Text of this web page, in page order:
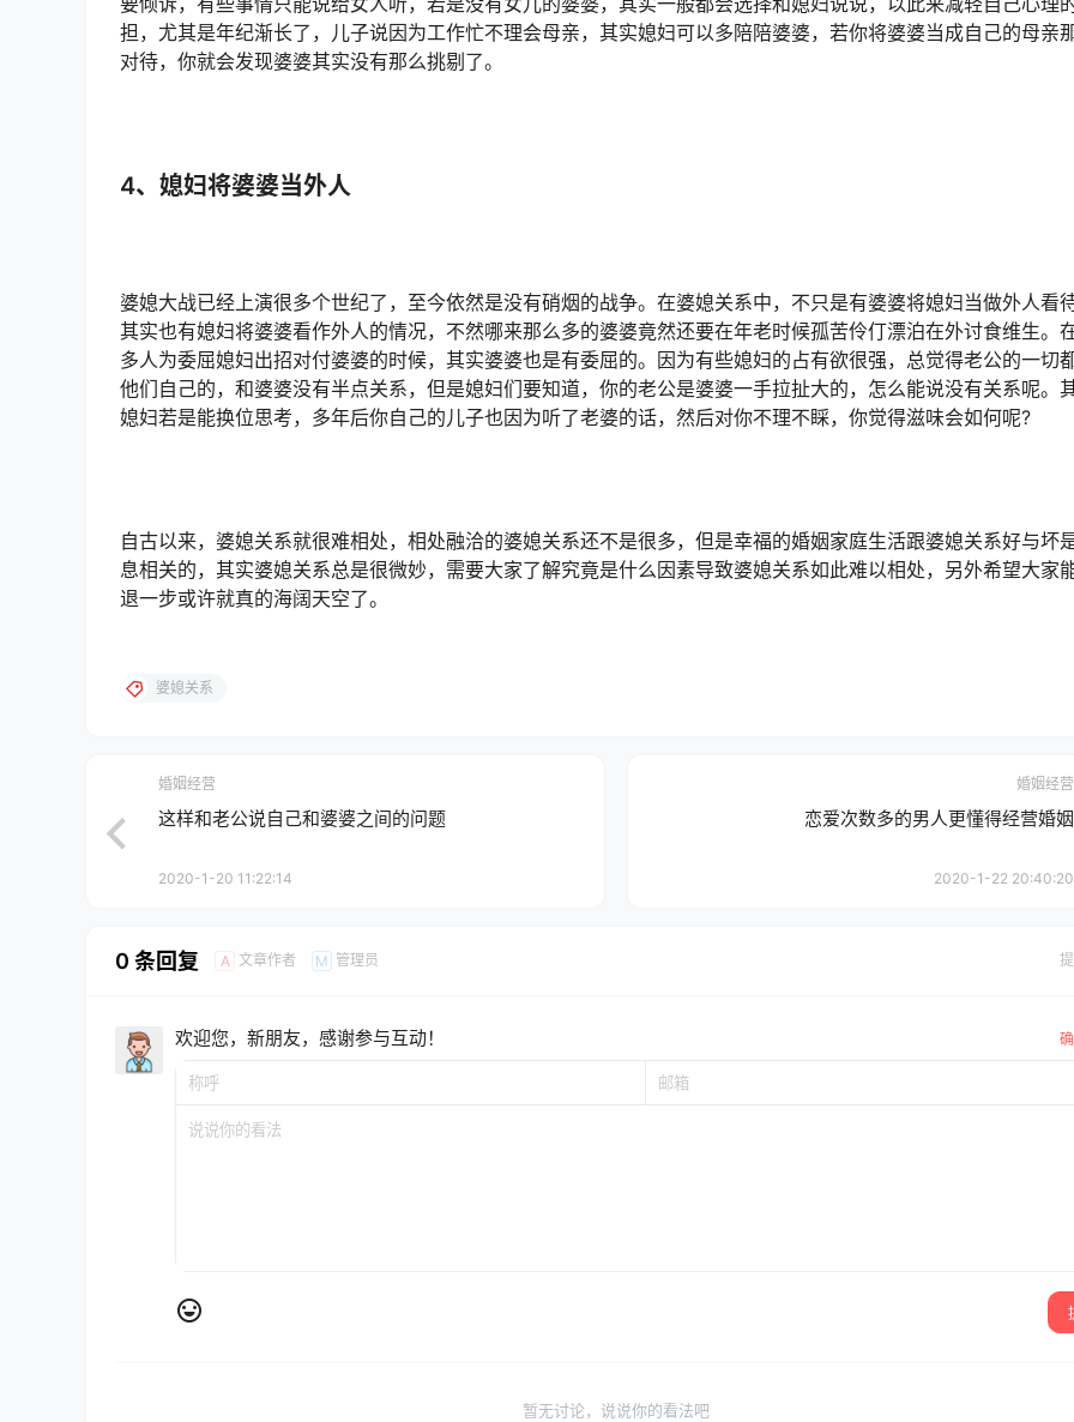
担，尤其是年纪渐长了，儿子说因为工作忙不理会母亲，其实媳妇可以多陪陪婆婆，若你将婆婆当成自己的母亲
对待，你就会发现婆婆其实没有那么挑剔了。
4、媳妇将婆婆当外人
婆媳大战已经上演很多个世纪了，至今依然是没有硝烟的战争。在婆媳关系中，不只是有婆婆将媳妇当做外人看待
其实也有媳妇将婆婆看作外人的情况，不然哪来那么多的婆婆竟然还要在年老时候孤苦伶仃漂泊在外讨食维生。
多人为委屈媳妇出招对付婆婆的时候，其实婆婆也是有委屈的。因为有些媳妇的占有欲很强，总觉得老公的一切
他们自己的，和婆婆没有半点关系，但是媳妇们要知道，你的老公是婆婆一手拉扯大的，怎么能说没有关系呢。
媳妇若是能换位思考，多年后你自己的儿子也因为听了老婆的话，然后对你不理不睬，你觉得滋味会如何呢?
自古以来，婆媳关系就很难相处，相处融洽的婆媳关系还不是很多，但是幸福的婚姻家庭生活跟婆媳关系好与坏
息相关的，其实婆媳关系总是很微妙，需要大家了解究竟是什么因素导致婆媳关系如此难以相处，另外希望大家
退一步或许就真的海阔天空了。
婆媳关系
婚姻经营
这样和老公说自己和婆婆之间的问题
2020-1-20 11:22:14
婚姻经营
恋爱次数多的男人更懂得经营婚姻
2020-1-22 20:40:20
0 条回复 A 文章作者 M 管理员
欢迎您，新朋友，感谢参与互动！
暂无讨论，说说你的看法吧